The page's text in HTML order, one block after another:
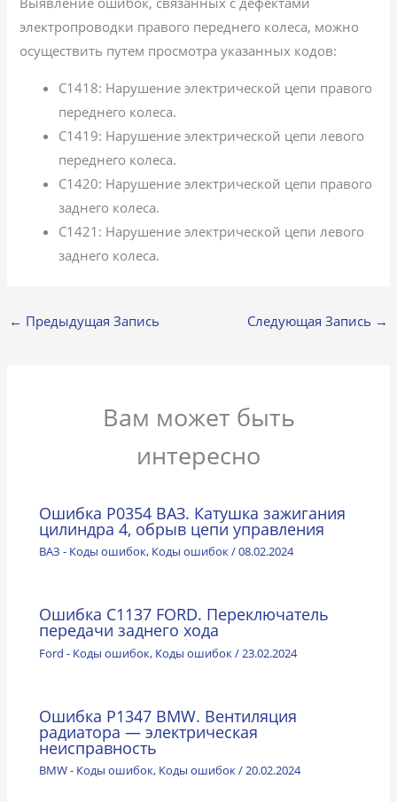
электропроводки правого переднего колеса, можно
осуществить путем просмотра указанных кодов:
C1418: Нарушение электрической цепи правого
переднего колеса.
C1419: Нарушение электрической цепи левого
переднего колеса.
C1420: Нарушение электрической цепи правого
заднего колеса.
C1421: Нарушение электрической цепи левого
заднего колеса.
← Предыдущая Запись Следующая Запись →
Вам может быть
интересно
Ошибка P0354 ВАЗ. Катушка зажигания
цилиндра 4, обрыв цепи управления
ВАЗ - Коды ошибок, Коды ошибок/08.02.2024
Ошибка C1137 FORD. Переключатель
передачи заднего хода
Ford - Коды ошибок, Коды ошибок/23.02.2024
Ошибка P1347 BMW. Вентиляция
радиатора — электрическая
неисправность
BMW - Коды ошибок, Коды ошибок/20.02.2024